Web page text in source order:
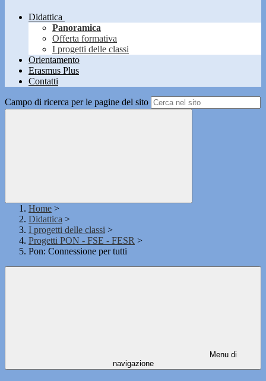
Didattica
Panoramica
Offerta formativa
I progetti delle classi
Orientamento
Erasmus Plus
Contatti
Campo di ricerca per le pagine del sito
Home >
Didattica >
I progetti delle classi >
Progetti PON - FSE - FESR >
Pon: Connessione per tutti
Menu di
navigazione